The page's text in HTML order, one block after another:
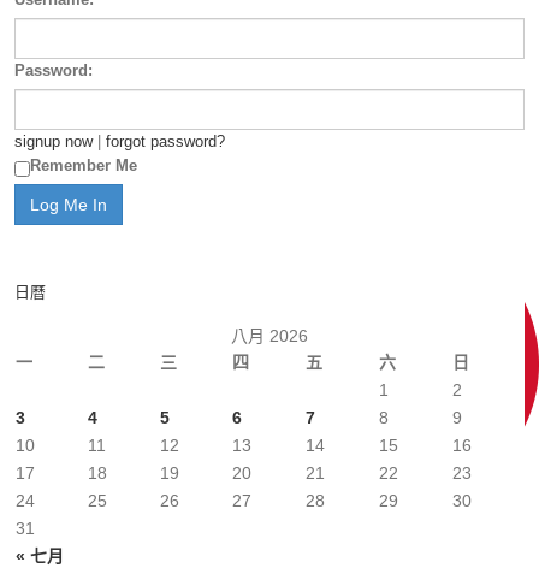
Password:
signup now| forgot password?
Remember Me
日曆
八月 2026
一
二 三 四 五 六 日
« 七月
1
2
3
4 5 6 7 8
9
10
11 12 13 14 15
16
17
18 19 20 21 22
23
24
25 26 27 28 29
30
31